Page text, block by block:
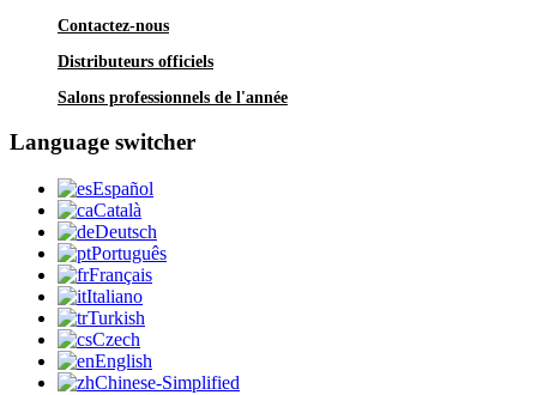
Contactez-nous
Distributeurs officiels
Salons professionnels de l'année
Language switcher
Español
Català
Deutsch
Português
Français
Italiano
Turkish
Czech
English
Chinese-Simplified